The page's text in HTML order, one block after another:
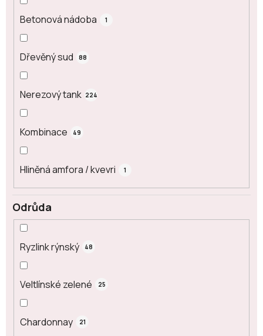
Odrůda
Ryzlink rýnský 48
Veltlínské zelené 25
Chardonnay 21
Betonová nádoba 1
Dřevěný sud 88
Nerezový tank 224
Kombinace 49
Hliněná amfora / kvevri 1